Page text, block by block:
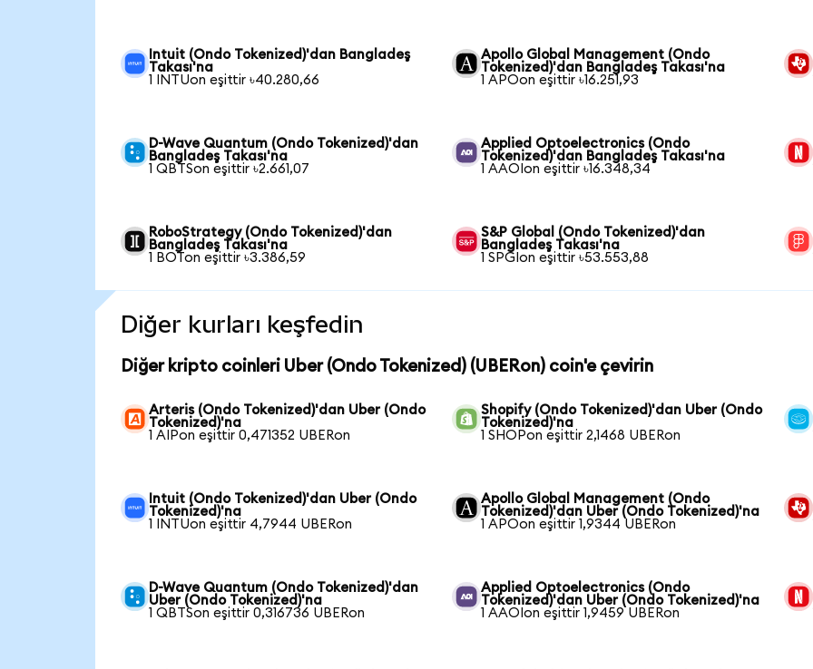
Intuit (Ondo Tokenized)'dan Bangladeş
Takası'na
1 INTUon eşittir ৳40.280,66
Apollo Global Management (Ondo
Tokenized)'dan Bangladeş Takası'na
1 APOon eşittir ৳16.251,93
D-Wave Quantum (Ondo Tokenized)'dan
Bangladeş Takası'na
1 QBTSon eşittir ৳2.661,07
Applied Optoelectronics (Ondo
Tokenized)'dan Bangladeş Takası'na
1 AAOIon eşittir ৳16.348,34
RoboStrategy (Ondo Tokenized)'dan
Bangladeş Takası'na
1 BOTon eşittir ৳3.386,59
S&P Global (Ondo Tokenized)'dan
Bangladeş Takası'na
1 SPGIon eşittir ৳53.553,88
Diğer kurları keşfedin
Diğer kripto coinleri Uber (Ondo Tokenized) (UBERon) coin'e çevirin
Arteris (Ondo Tokenized)'dan Uber (Ondo
Tokenized)'na
1 AIPon eşittir 0,471352 UBERon
Shopify (Ondo Tokenized)'dan Uber (Ondo
Tokenized)'na
1 SHOPon eşittir 2,1468 UBERon
Intuit (Ondo Tokenized)'dan Uber (Ondo
Tokenized)'na
1 INTUon eşittir 4,7944 UBERon
Apollo Global Management (Ondo
Tokenized)'dan Uber (Ondo Tokenized)'na
1 APOon eşittir 1,9344 UBERon
D-Wave Quantum (Ondo Tokenized)'dan
Uber (Ondo Tokenized)'na
1 QBTSon eşittir 0,316736 UBERon
Applied Optoelectronics (Ondo
Tokenized)'dan Uber (Ondo Tokenized)'na
1 AAOIon eşittir 1,9459 UBERon